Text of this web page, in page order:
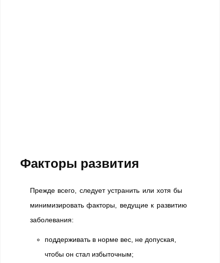
Факторы развития
Прежде всего, следует устранить или хотя бы
минимизировать факторы, ведущие к развитию
заболевания:
поддерживать в норме вес, не допуская,
чтобы он стал избыточным;